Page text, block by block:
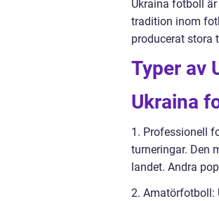
Ukraina fotboll
tradition inom
producerat stora
Typer av
Ukraina
1. Professionell
turneringar. Den
landet. Andra
2. Amatörfotboll: